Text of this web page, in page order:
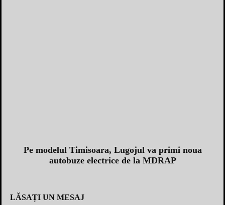
Pe modelul Timisoara, Lugojul va primi noua
autobuze electrice de la MDRAP
LĂSAȚI UN MESAJ